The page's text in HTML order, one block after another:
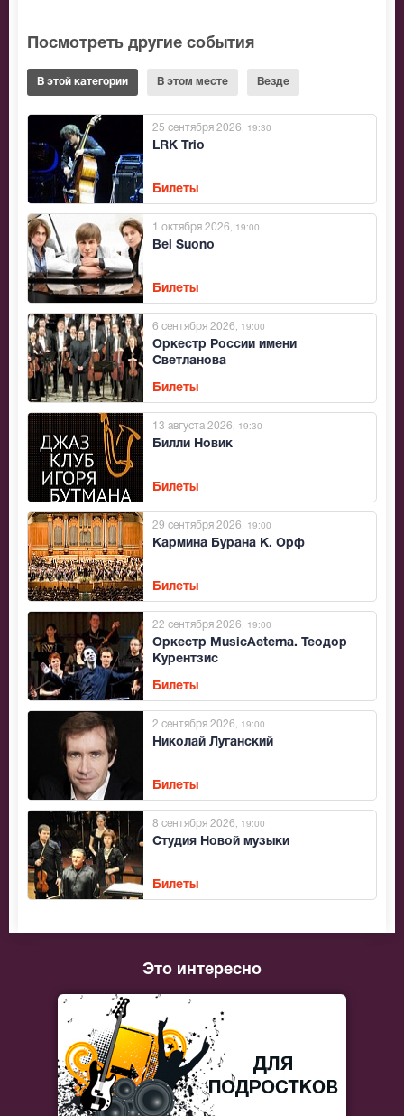
Посмотреть другие события
В этой категории В этом месте Везде
LRK Trio
25 сентября 2026 , 19:30
Билеты
Bel Suono
1 октября 2026 , 19:00
Билеты
Оркестр России имени
Светланова
6 сентября 2026 , 19:00
Билеты
Билли Новик
13 августа 2026 , 19:30
Билеты
Кармина Бурана К. Орф
29 сентября 2026 , 19:00
Билеты
Оркестр MusicAeterna. Теодор
Курентзис
22 сентября 2026 , 19:00
Билеты
Николай Луганский
2 сентября 2026 , 19:00
Билеты
Студия Новой музыки
8 сентября 2026 , 19:00
Билеты
Это интересно